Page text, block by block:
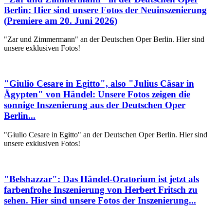
Berlin: Hier sind unsere Fotos der Neuinszenierung
(Premiere am 20. Juni 2026)
"Zar und Zimmermann" an der Deutschen Oper Berlin. Hier sind
unsere exklusiven Fotos!
"Giulio Cesare in Egitto", also "Julius Cäsar in
Ägypten" von Händel: Unsere Fotos zeigen die
sonnige Inszenierung aus der Deutschen Oper
Berlin...
"Giulio Cesare in Egitto" an der Deutschen Oper Berlin. Hier sind
unsere exklusiven Fotos!
"Belshazzar": Das Händel-Oratorium ist jetzt als
farbenfrohe Inszenierung von Herbert Fritsch zu
sehen. Hier sind unsere Fotos der Inszenierung...